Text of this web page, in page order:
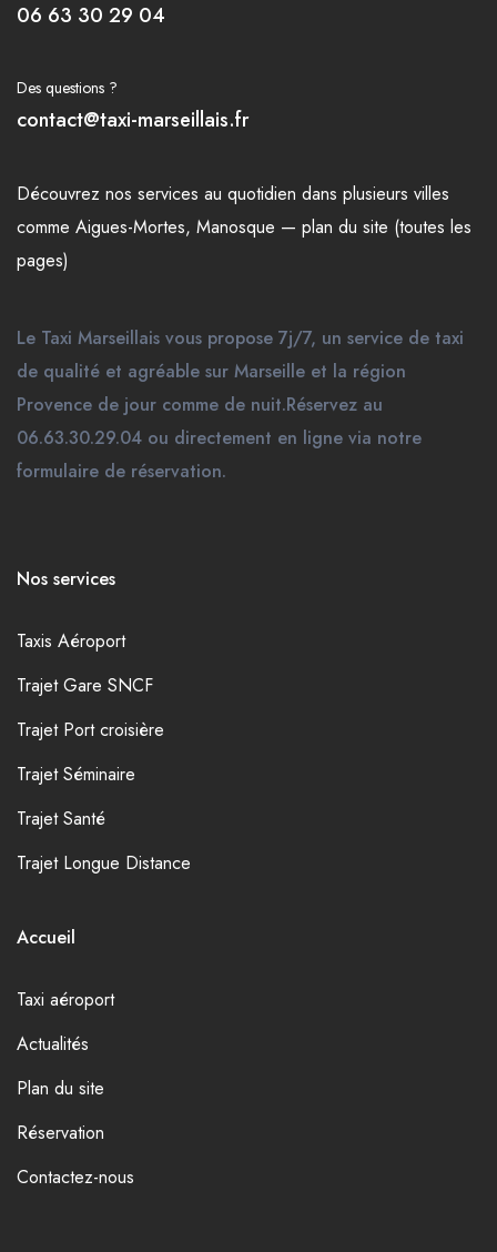
06 63 30 29 04
Des questions ?
contact@taxi-marseillais.fr
Découvrez nos services au quotidien dans plusieurs villes
comme Aigues-Mortes, Manosque — plan du site (toutes les
pages)
Le Taxi Marseillais vous propose 7j/7, un service de taxi
de qualité et agréable sur Marseille et la région
Provence de jour comme de nuit.Réservez au
06.63.30.29.04 ou directement en ligne via notre
formulaire de réservation.
Nos services
Taxis Aéroport
Trajet Gare SNCF
Trajet Port croisière
Trajet Séminaire
Trajet Santé
Trajet Longue Distance
Accueil
Taxi aéroport
Actualités
Plan du site
Réservation
Contactez-nous